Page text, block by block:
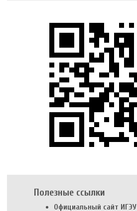
Полезные ссылки
Официальный сайт ИГЭУ